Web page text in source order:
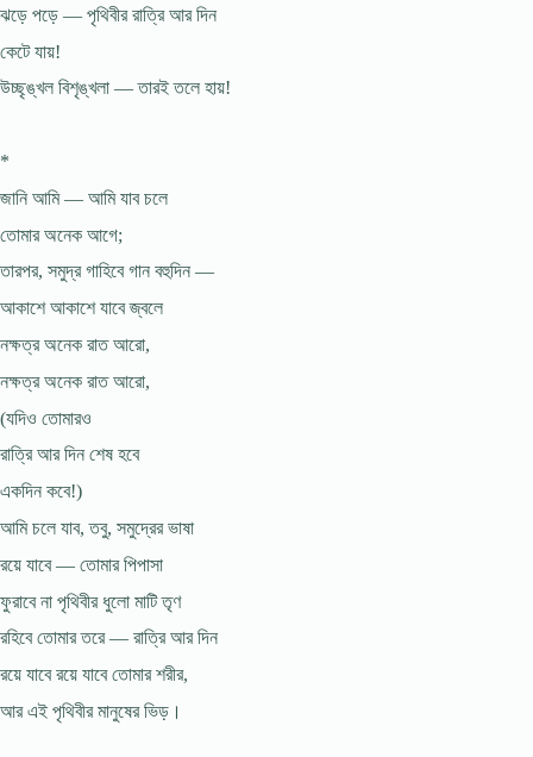
ঝড়ে পড়ে — পৃথিবীর রাত্রি আর দিন
কেটে যায়!
উচ্ছৃঙ্খল বিশৃঙ্খলা — তারই তলে হায়!
*
জানি আমি — আমি যাব চলে
তোমার অনেক আগে;
তারপর, সমুদ্র গাহিবে গান বহুদিন —
আকাশে আকাশে যাবে জ্বলে
নক্ষত্র অনেক রাত আরো,
নক্ষত্র অনেক রাত আরো,
(যদিও তোমারও
রাত্রি আর দিন শেষ হবে
একদিন কবে!)
আমি চলে যাব, তবু, সমুদ্রের ভাষা
রয়ে যাবে — তোমার পিপাসা
ফুরাবে না পৃথিবীর ধুলো মাটি তৃণ
রহিবে তোমার তরে — রাত্রি আর দিন
রয়ে যাবে রয়ে যাবে তোমার শরীর,
আর এই পৃথিবীর মানুষের ভিড়।